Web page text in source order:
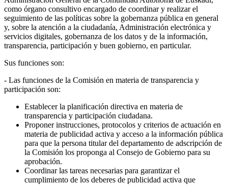
como órgano consultivo encargado de coordinar y realizar el
seguimiento de las políticas sobre la gobernanza pública en general
y, sobre la atención a la ciudadanía, Administración electrónica y
servicios digitales, gobernanza de los datos y de la información,
transparencia, participación y buen gobierno, en particular.
Sus funciones son:
- Las funciones de la Comisión en materia de transparencia y
participación son:
Establecer la planificación directiva en materia de
transparencia y participación ciudadana.
Proponer instrucciones, protocolos y criterios de actuación en
materia de publicidad activa y acceso a la información pública
para que la persona titular del departamento de adscripción de
la Comisión los proponga al Consejo de Gobierno para su
aprobación.
Coordinar las tareas necesarias para garantizar el
cumplimiento de los deberes de publicidad activa que